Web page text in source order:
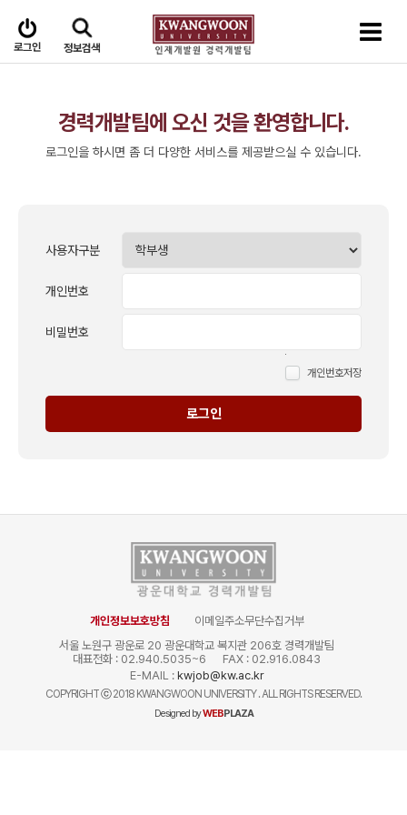
로그인 정보검색
경력개발팀에 오신 것을 환영합니다.
로그인을 하시면 좀 더 다양한 서비스를 제공받으실 수 있습니다.
사용자구분
개인번호
비밀번호
개인번호저장
로그인
개인정보보호방침
이메일주소무단수집거부
서울 노원구 광운로 20 광운대학교 복지관 206호 경력개발팀
대표전화 : 02.940.5035~6
FAX : 02.916.0843
E-MAIL : kwjob@kw.ac.kr
COPYRIGHTⓒ2018 KWANGWOON UNIVERSITY . ALL RIGHTS RESERVED.
Designed byWEBPLAZA